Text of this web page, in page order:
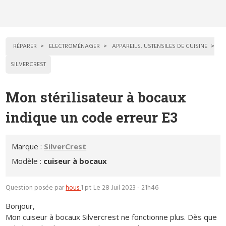
RÉPARER ELECTROMÉNAGER
APPAREILS, USTENSILES DE CUISINE
SILVERCREST
Mon stérilisateur à bocaux
indique un code erreur E3
Marque : SilverCrest
Modèle : cuiseur à bocaux
Question posée parhous1 pt Le 28 Juil 2023 - 21h46
Bonjour,
Mon cuiseur à bocaux Silvercrest ne fonctionne plus. Dès que